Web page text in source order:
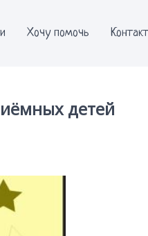
Хочу помочь
детей